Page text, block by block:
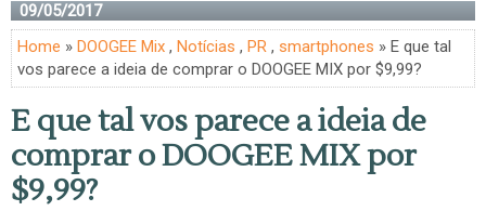
09/05/2017
Home » DOOGEE Mix , Notícias , PR , smartphones » E que tal
vos parece a ideia de comprar o DOOGEE MIX por $9,99?
E que tal vos parece a ideia de
comprar o DOOGEE MIX por
$9,99?